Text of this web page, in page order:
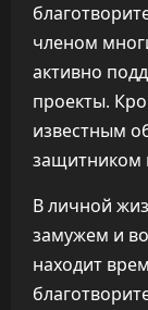
членом
активно
проекты.
известным
защитником
В личной
замужем и
находит